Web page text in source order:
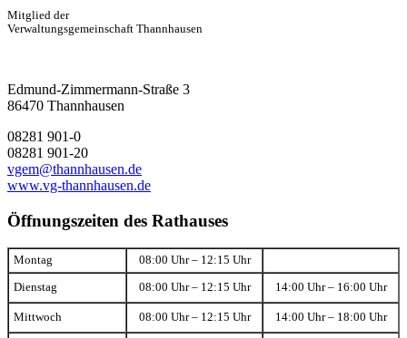
Mitglied der
Verwaltungsgemeinschaft Thannhausen
Edmund-Zimmermann-Straße 3
86470 Thannhausen
08281 901-0
08281 901-20
vgem@thannhausen.de
www.vg-thannhausen.de
Öffnungszeiten des Rathauses
Montag 08:00 Uhr – 12:15 Uhr
Dienstag 08:00 Uhr – 12:15 Uhr 14:00 Uhr – 16:00 Uhr
Mittwoch 08:00 Uhr – 12:15 Uhr 14:00 Uhr – 18:00 Uhr